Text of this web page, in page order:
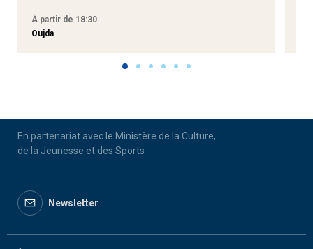
À partir de 18:30
Oujda
En partenariat avec le Ministère de la Culture,
de la Jeunesse et des Sports
Newsletter